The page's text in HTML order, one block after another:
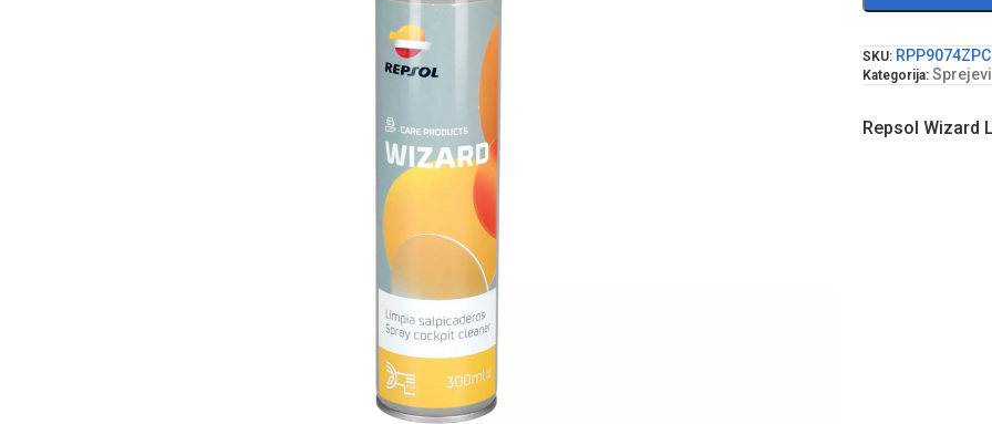
SKU: RPP9074ZPC
Kategorija: Sprejevi
Repsol Wizard